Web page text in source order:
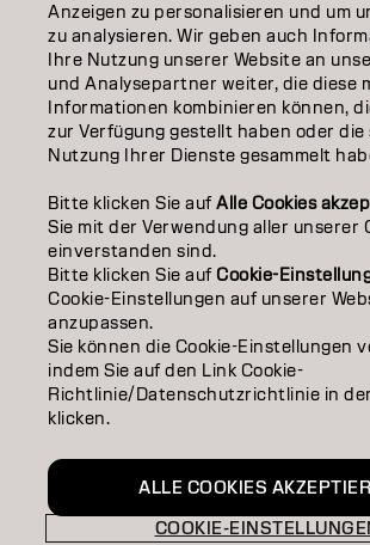
ÜBER
SALON FINDER
PARTNER WERDEN
ImpressumDatenschutzerklärungCookie
Nutzungsbedingungen
CH | German
Goldwell ist Teil von
Anzeigen zu personalisieren und um
zu analysieren. Wir geben auch
Ihre Nutzung unserer Website an
und Analysepartner weiter, die diese
Informationen kombinieren können,
zur Verfügung gestellt haben oder die
Nutzung Ihrer Dienste gesammelt
Bitte klicken Sie aufAlle Cookies
Sie mit der Verwendung aller unserer
einverstanden sind.
Bitte klicken Sie aufCookie-
Cookie-Einstellungen auf unserer
anzupassen.
Sie können die Cookie-Einstellungen
indem Sie auf den Link Cookie-
Richtlinie/Datenschutzrichtlinie in
klicken.
COOKIE-
ALLE COOKIES